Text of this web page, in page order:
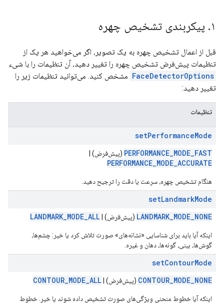
۱. پیکربندی تشخیص چهره
قبل از اعمال تشخیص چهره به یک تصویر، اگر می‌خواهید هر یک از
تنظیمات پیش‌فرض تشخیص چهره را تغییر دهید، آن تنظیمات را با شیء
FaceDetectorOptions مشخص کنید. می‌توانید تنظیمات زیر را
تغییر دهید:
تنظیمات
setPerformanceMode
PERFORMANCE_MODE_FAST (پیش‌فرض) |
PERFORMANCE_MODE_ACCURATE
هنگام تشخیص چهره، سرعت یا دقت را ترجیح دهید.
setLandmarkMode
LANDMARK_MODE_NONE (پیش‌فرض) | LANDMARK_MODE_ALL
اینکه آیا باید برای شناسایی «نشانه‌های» صورت تلاش کرد یا خیر: چشم‌ها،
گوش‌ها، بینی، گونه‌ها، دهان و غیره.
setContourMode
CONTOUR_MODE_NONE (پیش‌فرض) | CONTOUR_MODE_ALL
اینکه آیا خطوط منحنی ویژگی‌های صورت تشخیص داده شوند یا خیر. خطوط